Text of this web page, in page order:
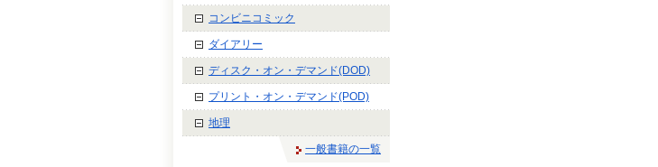
コンビニコミック
ダイアリー
ディスク・オン・デマンド(DOD)
プリント・オン・デマンド(POD)
地理
一般書籍の一覧